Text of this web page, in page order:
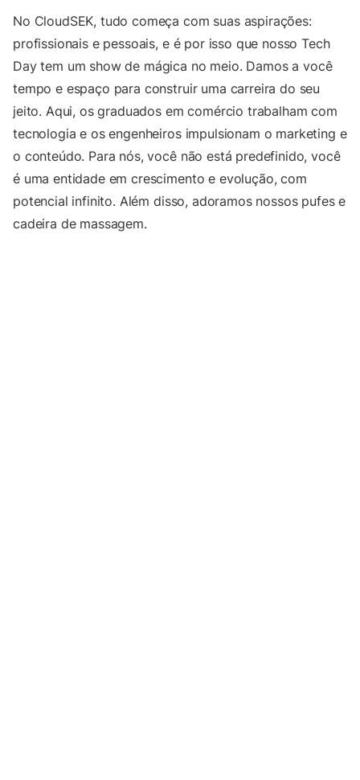
No CloudSEK, tudo começa com suas aspirações:
profissionais e pessoais, e é por isso que nosso Tech
Day tem um show de mágica no meio. Damos a você
tempo e espaço para construir uma carreira do seu
jeito. Aqui, os graduados em comércio trabalham com
tecnologia e os engenheiros impulsionam o marketing e
o conteúdo. Para nós, você não está predefinido, você
é uma entidade em crescimento e evolução, com
potencial infinito. Além disso, adoramos nossos pufes e
cadeira de massagem.